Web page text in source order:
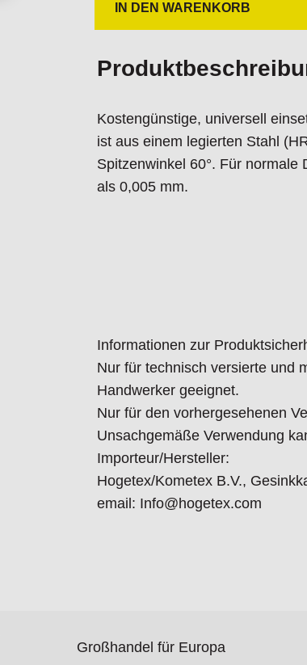
IN DEN WARENKORB
Kostengünstige, universell
ist aus einem legierten Stahl
Spitzenwinkel 60°. Für
als 0,005 mm.
Informationen zur
Nur für technisch versierte und
Handwerker geeignet.
Nur für den vorhergesehenen
Unsachgemäße Verwendung
Importeur/Hersteller:
Hogetex/Kometex B.V.,
email: Info@hogetex.com
Großhandel für Europa